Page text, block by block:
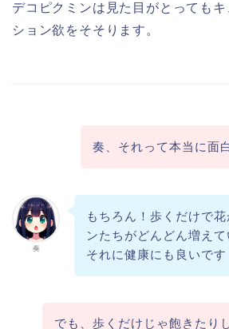
デコピクミンは見た目がとっても
ション欲をそそります。
奏、それって本当に面
奏
もちろん！歩くだけで
ンたちがどんどん増えて
それに健康にも良いです
でも、歩くだけじゃ飽きたり